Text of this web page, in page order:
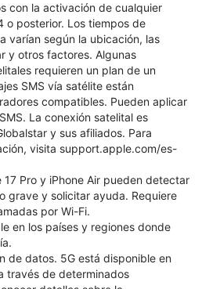
con la activación de cualquier
o posterior. Los tiempos de
varían según la ubicación, las
y otros factores. Algunas
requieren un plan de un
SMS vía satélite están
compatibles. Pueden aplicar
La conexión satelital es
y sus afiliados. Para
visita support.apple.com/es-
17 Pro y iPhone Air pueden detectar
grave y solicitar ayuda. Requiere
por Wi-Fi.
en los países y regiones donde
de datos. 5G está disponible en
través de determinados